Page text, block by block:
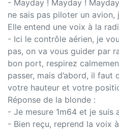
- Mayday ! Mayday !
ne sais pas piloter un avion,
Elle entend une voix à la
- Ici le contrôle aérien, je
pas, on va vous guider par
bon port, respirez
passer, mais d’abord, il faut
votre hauteur et votre
Réponse de la blonde :
- Je mesure 1m64 et je suis
- Bien reçu, reprend la voix